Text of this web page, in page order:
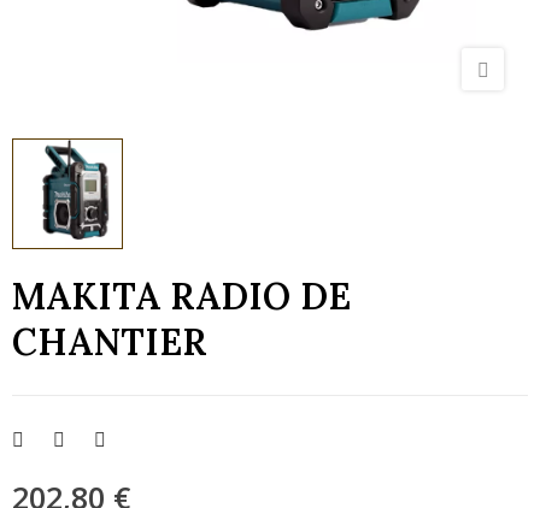
MAKITA RADIO DE
CHANTIER
202,80 €